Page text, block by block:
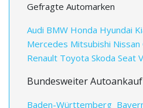
Gefragte Automarken
Audi BMW Honda Hyundai
Mercedes Mitsubishi Nissan
Renault Toyota Skoda Seat
Bundesweiter Autoankauf
Baden-Württemberg